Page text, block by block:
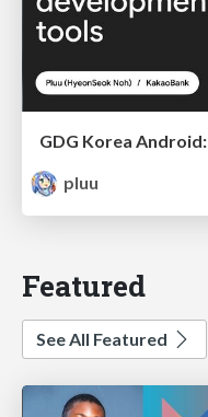
pluu
Featured
See All Featured